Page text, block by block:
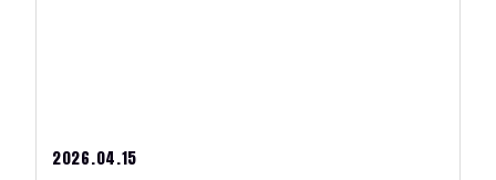
2026.04.15